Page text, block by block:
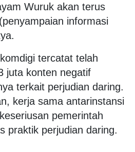
Wuruk akan terus
informasi
tercatat telah
juta konten negatif
terkait perjudian daring.
kerja sama antarinstansi
pemerintah
praktik perjudian daring.